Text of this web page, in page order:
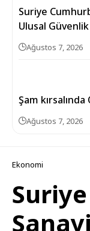
Suriye
Ulusal Güvenlik
Ağustos 7, 2026
Şam
Ağustos 7, 2026
Ekonomi